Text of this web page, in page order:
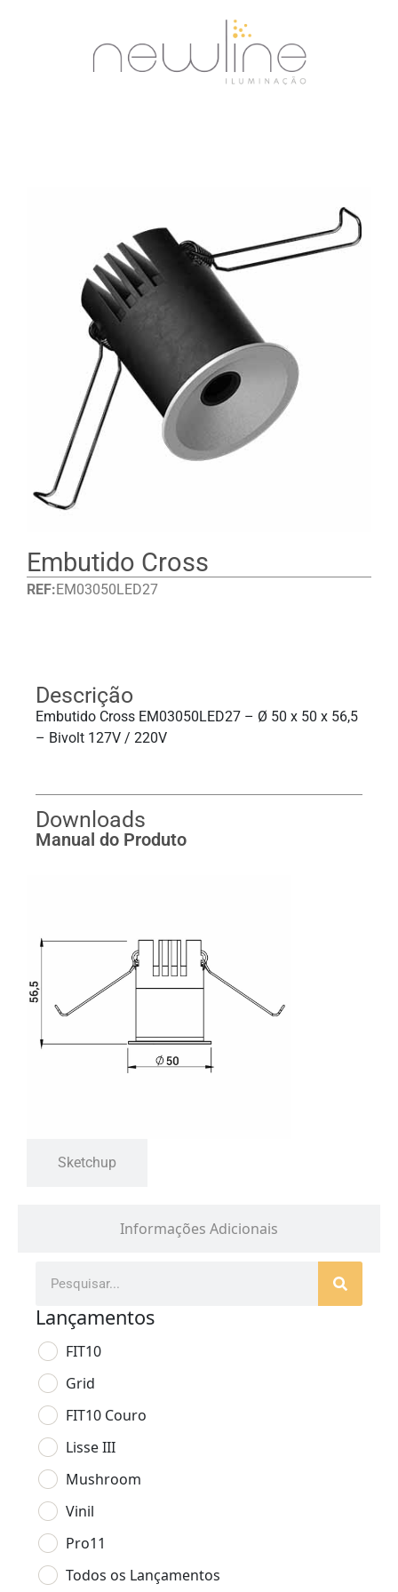
Embutido Cross
REF: EM03050LED27
Informações Adicionais
Descrição
Embutido Cross EM03050LED27 – Ø 50 x 50 x 56,5
– Bivolt 127V / 220V
Downloads
Manual do Produto
Sketchup
Lançamentos
FIT10
Grid
FIT10 Couro
Lisse III
Mushroom
Vinil
Pro11
Todos os Lançamentos